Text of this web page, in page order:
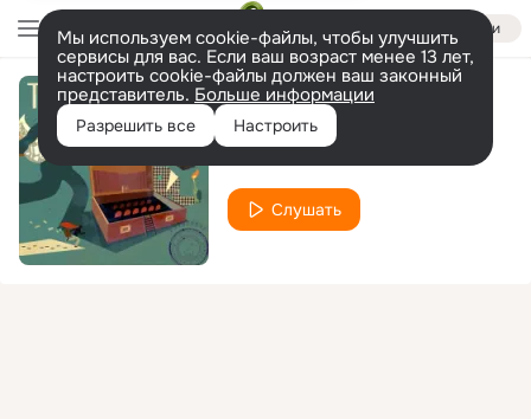
Войти
Мы используем cookie-файлы, чтобы улучшить
сервисы для вас. Если ваш возраст менее 13 лет,
настроить cookie-файлы должен ваш законный
представитель. Больше информации
Разрешить все Настроить
Ладошки
Слушать